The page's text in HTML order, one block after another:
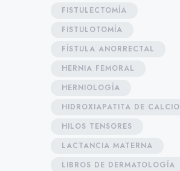
FISTULECTOMÍA
FISTULOTOMÍA
FÍSTULA ANORRECTAL
HERNIA FEMORAL
HERNIOLOGÍA
HIDROXIAPATITA DE CALCIO
HILOS TENSORES
LACTANCIA MATERNA
LIBROS DE DERMATOLOGÍA